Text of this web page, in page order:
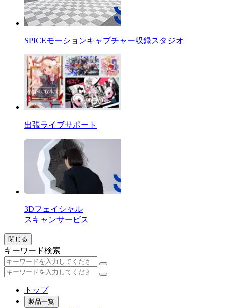
SPICEモーションキャプチャー収録スタジオ
出張ライブサポート
3Dフェイシャル
スキャンサービス
閉じる
キーワード検索
トップ
製品一覧